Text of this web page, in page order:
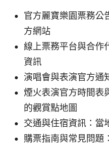
官方麗寶樂園票務公
方網站
線上票務平台與合作
資訊
演唱會與表演官方通
煙火表演官方時間表
的觀賞點地圖
交通與住宿資訊：當
購票指南與常見問題